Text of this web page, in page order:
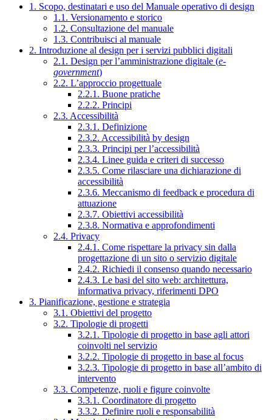
1. Scopo, destinatari e uso del Manuale operativo di design
1.1. Versionamento e storico
1.2. Consultazione del manuale
1.3. Contribuisci al manuale
2. Introduzione al design per i servizi pubblici digitali
2.1. Design per l’amministrazione digitale (e-
government)
2.2. L’approccio progettuale
2.2.1. Buone pratiche
2.2.2. Principi
2.3. Accessibilità
2.3.1. Definizione
2.3.2. Accessibilità by design
2.3.3. Principi per l’accessibilità
2.3.4. Linee guida e criteri di successo
2.3.5. Come rilasciare una dichiarazione di
accessibilità
2.3.6. Meccanismo di feedback e procedura di
attuazione
2.3.7. Obiettivi accessibilità
2.3.8. Normativa e approfondimenti
2.4. Privacy
2.4.1. Come rispettare la privacy sin dalla
progettazione di un sito o servizio digitale
2.4.2. Richiedi il consenso quando necessario
2.4.3. Le basi del sito web: architettura,
informativa privacy, riferimenti DPO
3. Pianificazione, gestione e strategia
3.1. Obiettivi del progetto
3.2. Tipologie di progetti
3.2.1. Tipologie di progetto in base agli attori
coinvolti nel servizio
3.2.2. Tipologie di progetto in base al focus
3.2.3. Tipologie di progetto in base all’ambito di
intervento
3.3. Competenze, ruoli e figure coinvolte
3.3.1. Coordinatore di progetto
3.3.2. Definire ruoli e responsabilità